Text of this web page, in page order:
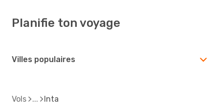
Planifie ton voyage
Villes populaires
Vols Inta